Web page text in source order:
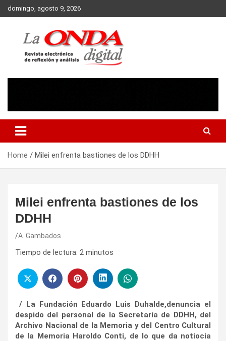
Skip
to
domingo, agosto 9, 2026
Home Milei enfrenta bastiones de los DDHH
Milei enfrenta bastiones de los
DDHH
A. Gambados
Tiempo de lectura: 2 minutos
/ La Fundación Eduardo Luis Duhalde,denuncia el
despido del personal de la Secretaría de DDHH, del
Archivo Nacional de la Memoria y del Centro Cultural
de la Memoria Haroldo Conti, de lo que da notiocia